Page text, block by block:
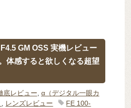
GM OSS 実機レビュー
体感すると欲しくなる超望
底レビュー, α（デジタル一眼カ
, レンズレビュー
FE 100-